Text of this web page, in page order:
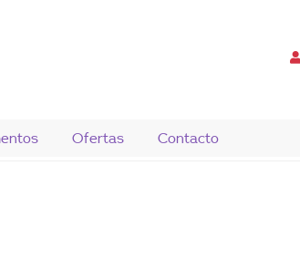
Ofertas Contacto